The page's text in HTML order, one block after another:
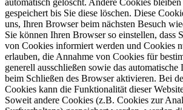
gespeichert bis Sie diese löschen. Diese
uns, Ihren Browser beim nächsten Besuch
Sie können Ihren Browser so einstellen, dass
von Cookies informiert werden und Cookies
erlauben, die Annahme von Cookies für
generell ausschließen sowie das
beim Schließen des Browser aktivieren. Bei
Cookies kann die Funktionalität dieser
Soweit andere Cookies (z.B. Cookies zur